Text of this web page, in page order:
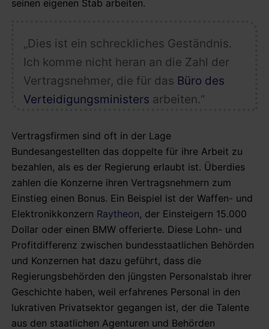
seinen eigenen Stab arbeiten.
„Dies ist ein schreckliches Geständnis.
Ich komme nicht heran an die Zahl der
Vertragsnehmer, die für das Büro des
Verteidigungsministers arbeiten.“
Vertragsfirmen sind oft in der Lage
Bundesangestellten das doppelte für ihre Arbeit zu
bezahlen, als es der Regierung erlaubt ist. Überdies
zahlen die Konzerne ihren Vertragsnehmern zum
Einstieg einen Bonus. Ein Beispiel ist der Waffen- und
Elektronikkonzern Raytheon, der Einsteigern 15.000
Dollar oder einen BMW offerierte. Diese Lohn- und
Profitdifferenz zwischen bundesstaatlichen Behörden
und Konzernen hat dazu geführt, dass die
Regierungsbehörden den jüngsten Personalstab ihrer
Geschichte haben, weil erfahrenes Personal in den
lukrativen Privatsektor gegangen ist, der die Talente
aus den staatlichen Agenturen und Behörden